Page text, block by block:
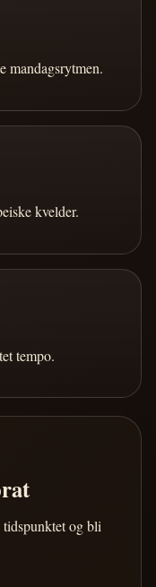
mandagsrytmen.
kvelder.
tempo.
og bli